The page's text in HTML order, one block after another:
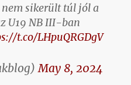
sikerült túl jól a
U19 NB III-ban
t.co/LHpuQRGDgV
May 8, 2024